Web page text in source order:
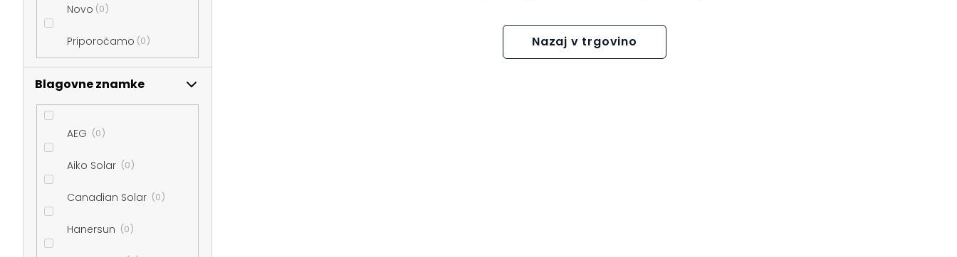
a
v
Novo 0
Priporočamo 0
Blagovne znamke
AEG 0
Aiko Solar 0
Canadian Solar 0
Hanersun 0
Nazaj v trgovino